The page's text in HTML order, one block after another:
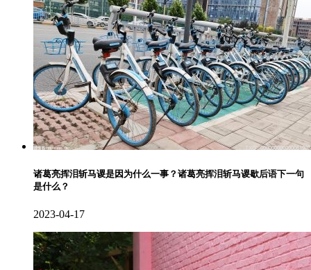
诸葛亮挥泪斩马谡是因为什么一事？诸葛亮挥泪斩马谡歇后语下一句
是什么？
2023-04-17